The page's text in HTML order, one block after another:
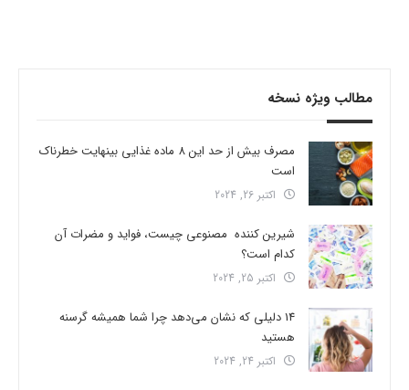
مطالب ویژه نسخه
مصرف بیش از حد این 8 ماده غذایی بینهایت خطرناک
است
اکتبر 26, 2024
شیرین کننده مصنوعی چیست، فواید و مضرات آن
کدام است؟
اکتبر 25, 2024
14 دلیلی که نشان می‌دهد چرا شما همیشه گرسنه
هستید
اکتبر 24, 2024